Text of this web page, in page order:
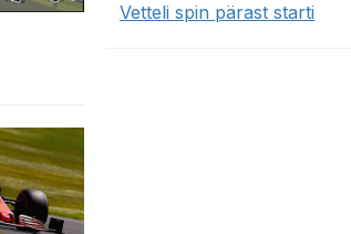
Vetteli spin pärast starti